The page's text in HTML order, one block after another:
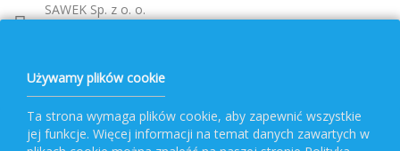
SAWEK Sp. z o. o.
Metalowca 26, 39-460 Nowa Dęba
+ 48 796 477 417
Obsługa PVF
Używamy plików cookie
Ta strona wymaga plików cookie, aby zapewnić wszystkie
jej funkcje. Więcej informacji na temat danych zawartych w